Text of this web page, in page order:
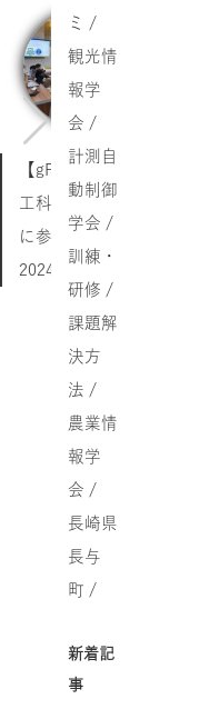
【gPBL】バンドン
工科大学とのgPBL
に参加しました
2024/03/22
ミ /
観光情
報学
会 /
計測自
動制御
学会 /
訓練・
研修 /
課題解
決方
法 /
農業情
報学
会 /
長崎県
長与
町 /
新着記
事